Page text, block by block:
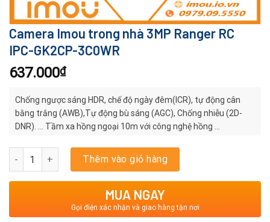
Camera Imou trong nhà 3MP Ranger RC
IPC-GK2CP-3C0WR
637.000₫
Chống ngược sáng HDR, chế độ ngày đêm(ICR), tự động cân
bằng trắng (AWB),Tự động bù sáng (AGC), Chống nhiễu (2D-
DNR). … Tầm xa hồng ngoại 10m với công nghệ hồng …
Camera Imou trong nhà 3MP Ranger RC IPC-GK2CP-3C0WR số
Thêm vào giỏ hàng
MUA NGAY
Gọi điện xác nhận và giao hàng tận nơi